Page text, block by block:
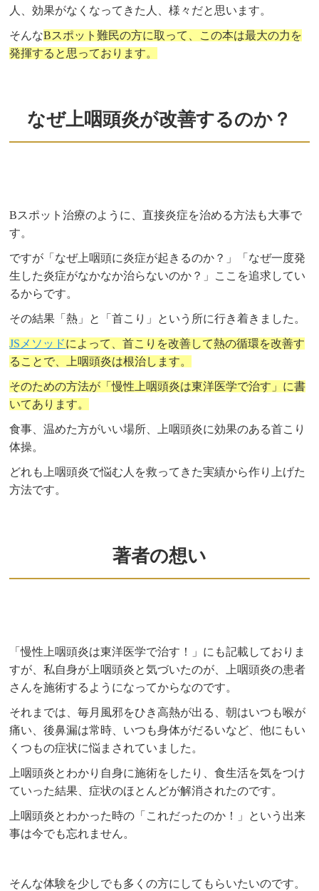
人、効果がなくなってきた人、様々だと思います。
そんなBスポット難民の方に取って、この本は最大の力を
発揮すると思っております。
なぜ上咽頭炎が改善するのか？
Bスポット治療のように、直接炎症を治める方法も大事で
す。
ですが「なぜ上咽頭に炎症が起きるのか？」「なぜ一度発
生した炎症がなかなか治らないのか？」ここを追求してい
るからです。
その結果「熱」と「首こり」という所に行き着きました。
JSメソッドによって、首こりを改善して熱の循環を改善す
ることで、上咽頭炎は根治します。
そのための方法が「慢性上咽頭炎は東洋医学で治す」に書
いてあります。
食事、温めた方がいい場所、上咽頭炎に効果のある首こり
体操。
どれも上咽頭炎で悩む人を救ってきた実績から作り上げた
方法です。
著者の想い
「慢性上咽頭炎は東洋医学で治す！」にも記載しておりま
すが、私自身が上咽頭炎と気づいたのが、上咽頭炎の患者
さんを施術するようになってからなのです。
それまでは、毎月風邪をひき高熱が出る、朝はいつも喉が
痛い、後鼻漏は常時、いつも身体がだるいなど、他にもい
くつもの症状に悩まされていました。
上咽頭炎とわかり自身に施術をしたり、食生活を気をつけ
ていった結果、症状のほとんどが解消されたのです。
上咽頭炎とわかった時の「これだったのか！」という出来
事は今でも忘れません。
そんな体験を少しでも多くの方にしてもらいたいのです。